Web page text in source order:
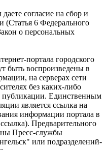
согласие на сбор и
(Статья 6 Федерального
о персональных
портала городского
быть воспроизведены в
на серверах сети
без каких-либо
публикации. Единственным
является ссылка на
информации портала в
Предварительного
Пресс-службы
или подразделений-